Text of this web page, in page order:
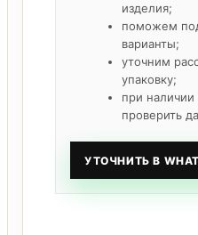
изделия;
поможем
варианты;
уточним
упаковку;
при
проверить
УТОЧНИТЬ В